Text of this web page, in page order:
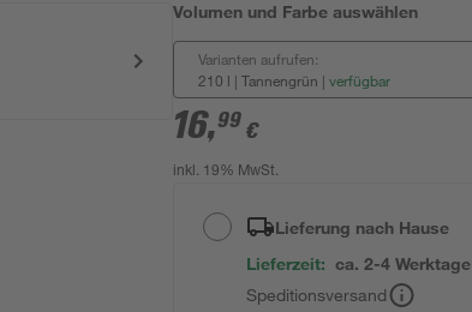
Volumen und Farbe auswählen
Varianten aufrufen:
210 l | Tannengrün | verfügbar
16,99 €
inkl. 19% MwSt.
Lieferung nach Hause
Lieferzeit: ca. 2-4 Werktage
Speditionsversand